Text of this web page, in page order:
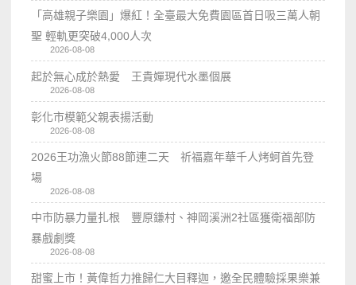
「高雄親子樂園」爆紅！全臺最大免費園區首日吸三萬人朝
聖 輕軌更突破4,000人次
2026-08-08
起於無心成於熱愛 王貴嬋現代水墨個展
2026-08-08
彰化市模範父親表揚活動
2026-08-08
2026王功漁火節88節連二天 祈福嘉年華千人烤蚵首先登
場
2026-08-08
中市防暴力量扎根 豐原鎌村、神岡溪洲2社區獲衛福部防
暴戲劇獎
2026-08-08
甜蜜上市！黃偉哲力推歸仁大目釋迦，邀全民體驗採果樂兼